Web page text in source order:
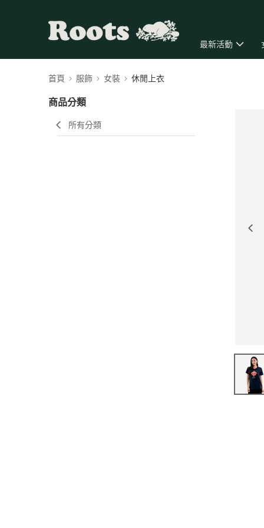
最新活動
首頁 服飾 女裝 休閒上衣
商品分類
所有分類